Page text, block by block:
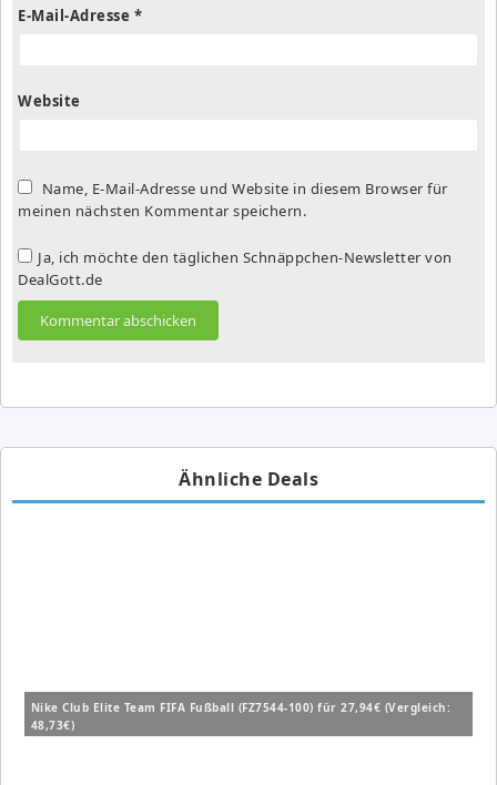
E-Mail-Adresse *
Website
Name, E-Mail-Adresse und Website in diesem Browser für
meinen nächsten Kommentar speichern.
Ja, ich möchte den täglichen Schnäppchen-Newsletter von
DealGott.de
Ähnliche Deals
Nike Club Elite Team FIFA Fußball (FZ7544-100) für 27,94€ (Vergleich:
48,73€)